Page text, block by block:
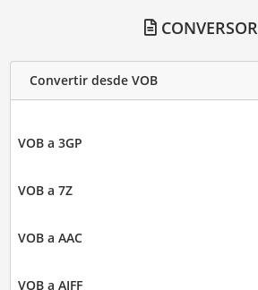
CONVERSOR
Convertir desde VOB
VOB a 3GP
VOB a 7Z
VOB a AAC
VOB a AIFF